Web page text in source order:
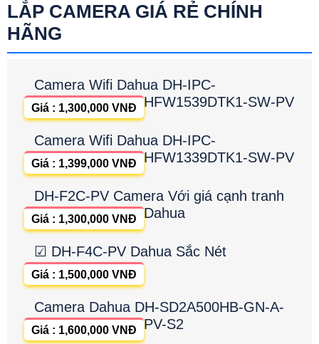
LẮP CAMERA GIÁ RẺ CHÍNH
HÃNG
Camera Wifi Dahua DH-IPC-
HFW1539DTK1-SW-PV
Giá : 1,300,000 VNĐ
Camera Wifi Dahua DH-IPC-
HFW1339DTK1-SW-PV
Giá : 1,399,000 VNĐ
DH-F2C-PV Camera Với giá cạnh tranh
Dahua
Giá : 1,300,000 VNĐ
☑ DH-F4C-PV Dahua Sắc Nét
Giá : 1,500,000 VNĐ
Camera Dahua DH-SD2A500HB-GN-A-
PV-S2
Giá : 1,600,000 VNĐ